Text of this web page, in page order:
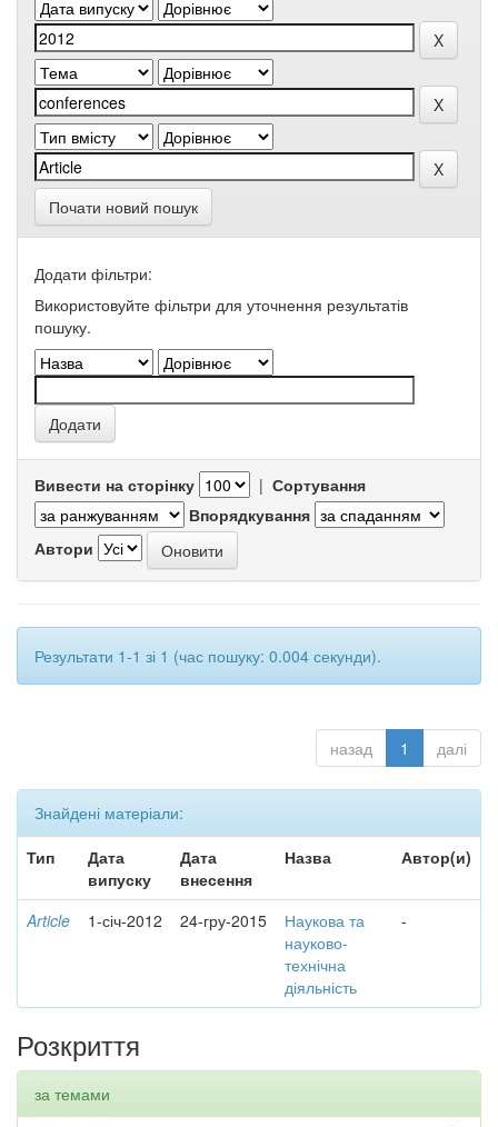
Почати новий пошук
Додати фільтри:
Використовуйте фільтри для уточнення результатів
пошуку.
Вивести на сторінку | Сортування
Впорядкування
Автори
Результати 1-1 зі 1 (час пошуку: 0.004 секунди).
назад 1 далі
Знайдені матеріали:
Тип
Дата
випуску
Дата
внесення
Назва Автор(и)
Article 1-січ-2012 24-гру-2015
Наукова та
науково-
технічна
діяльність
-
Розкриття
за темами